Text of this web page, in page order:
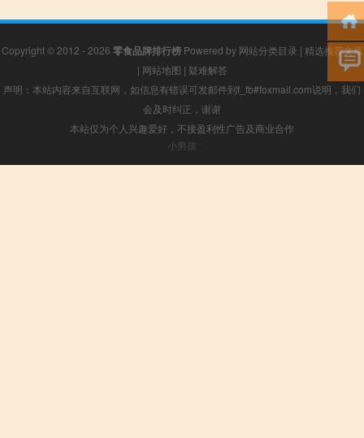
Copyright © 2012 - 2026 零食品牌排行榜Powered by 网站分类目录 | 精选推荐文章
| 网站地图 | 疑难解答
声明：本站内容来自互联网，如信息有错误可发邮件到f_fb#foxmail.com说明，我们
会及时纠正，谢谢
本站仅为个人兴趣爱好，不接盈利性广告及商业合作
小男孩